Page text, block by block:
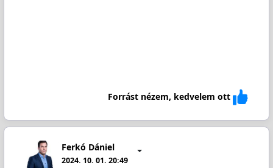
Forrást nézem, kedvelem ott
Ferkó Dániel
2024. 10. 01. 20:49